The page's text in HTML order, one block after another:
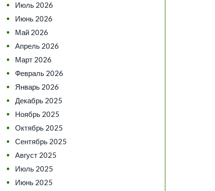
Июль 2026
Июнь 2026
Май 2026
Апрель 2026
Март 2026
Февраль 2026
Январь 2026
Декабрь 2025
Ноябрь 2025
Октябрь 2025
Сентябрь 2025
Август 2025
Июль 2025
Июнь 2025